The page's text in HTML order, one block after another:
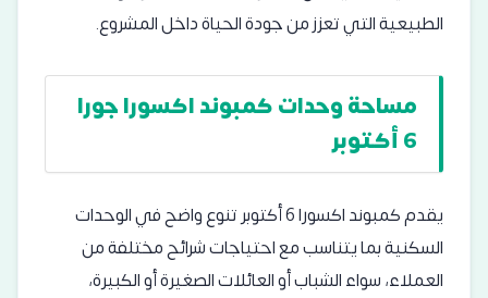
الطبيعية التي تعزز من جودة الحياة داخل المشروع.
مساحة وحدات كمبوند اكسورا جورا
6 أكتوبر
يقدم كمبوند اكسورا 6 أكتوبر تنوع واضح في الوحدات
السكنية بما يتناسب مع احتياجات شرائح مختلفة من
العملاء، سواء الشباب أو العائلات الصغيرة أو الكبيرة،